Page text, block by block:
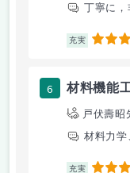
丁寧に
充実 5
6 材料機能
戸伏壽昭
材料力
充実 5